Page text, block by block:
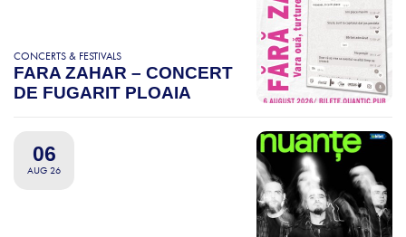
CONCERTS & FESTIVALS
FARA ZAHAR – CONCERT
DE FUGARIT PLOAIA
06
AUG 26